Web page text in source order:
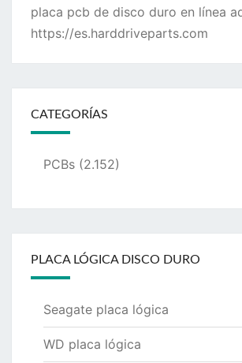
placa pcb de disco duro en línea
https://es.harddriveparts.com
CATEGORÍAS
PCBs (2.152)
PLACA LÓGICA DISCO DURO
Seagate placa lógica
WD placa lógica